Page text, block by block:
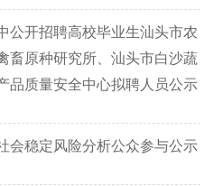
公开招聘高校毕业生汕头市农
畜原种研究所、汕头市白沙蔬
品质量安全中心拟聘人员公示
会稳定风险分析公众参与公示